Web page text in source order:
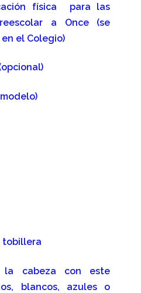
física para las
a Once (se
el Colegio)
tobillera
la cabeza con este
blancos, azules o